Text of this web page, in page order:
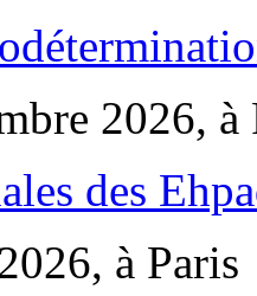
2026, à
des
à Paris